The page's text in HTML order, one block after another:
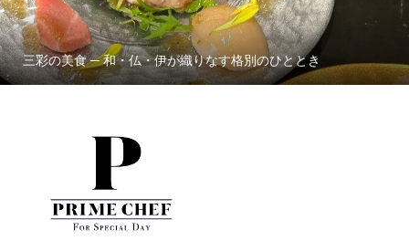
三彩の美食 ─ 和・仏・伊が織りなす格別のひととき